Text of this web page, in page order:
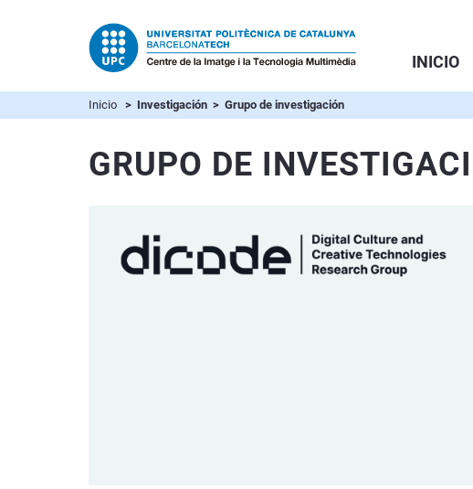
INICIO
Inicio > Investigación > Grupo de investigación
GRUPO DE